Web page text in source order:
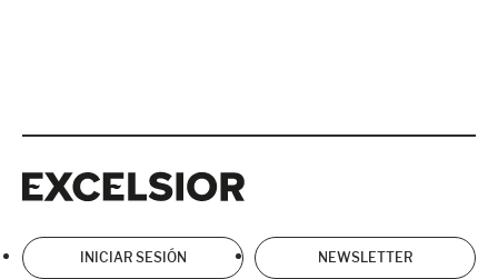
INICIAR SESIÓN NEWSLETTER